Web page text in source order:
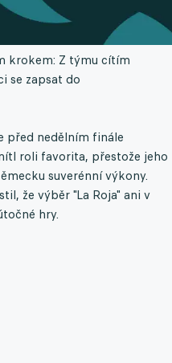
krokem: Z týmu cítím
se zapsat do
před nedělním finále
roli favorita, přestože jeho
suverénní výkony.
že výběr "La Roja" ani v
hry.